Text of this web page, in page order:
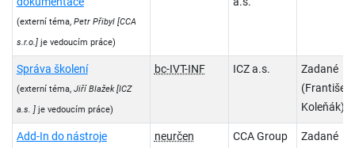
(externí téma, Petr Přibyl [CCA
s.r.o.]je vedoucím práce)
Správa školení
(externí téma, Jiří Blažek [ICZ
a.s. ]je vedoucím práce)
bc-IVT-INF ICZ a.s.
Zadané
(František
Koleňák)
Add-In do nástroje
neurčen
CCA Group
Zadané